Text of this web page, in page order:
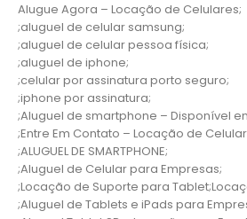
Alugue Agora – Locação de Celulares;
;aluguel de celular samsung;
;aluguel de celular pessoa física;
;aluguel de iphone;
;celular por assinatura porto seguro;
;iphone por assinatura;
;Aluguel de smartphone – Disponível
;Entre Em Contato – Locação de
;ALUGUEL DE SMARTPHONE;
;Aluguel de Celular para Empresas;
;Locação de Suporte para
;Aluguel de Tablets e iPads para